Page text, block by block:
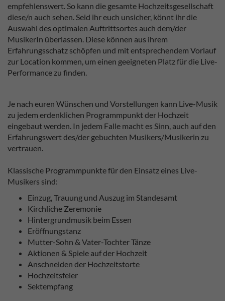
empfehlenswert. So kann die gesamte Hochzeitsgesellschaft
diese/n auch sehen. Seid ihr euch unsicher, könnt ihr die
Auswahl des optimalen Auftrittsortes auch dem/der
MusikerIn überlassen. Diese können aus ihrem
Erfahrungsschatz schöpfen und mit entsprechendem Vorlauf
zur Location kommen, um einen geeigneten Platz für die Live-
Performance zu finden.
Je nach euren Wünschen und Vorstellungen kann Live-Musik
zu jedem erdenklichen Programmpunkt der Hochzeit
eingebaut werden. In jedem Falle macht es Sinn, auch auf den
Erfahrungswert des/der gebuchten Musikers/Musikerin zu
vertrauen.
Klassische Programmpunkte für den Einsatz eines Live-
Musikers sind:
Einzug, Trauung und Auszug im Standesamt
Kirchliche Zeremonie
Hintergrundmusik beim Essen
Eröffnungstanz
Mutter-Sohn & Vater-Tochter Tänze
Aktionen & Spiele auf der Hochzeit
Anschneiden der Hochzeitstorte
Hochzeitsfeier
Sektempfang